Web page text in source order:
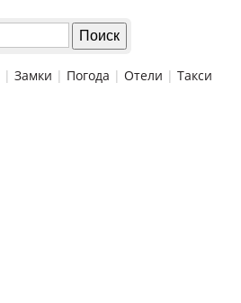
| Замки | Погода | Отели | Такси